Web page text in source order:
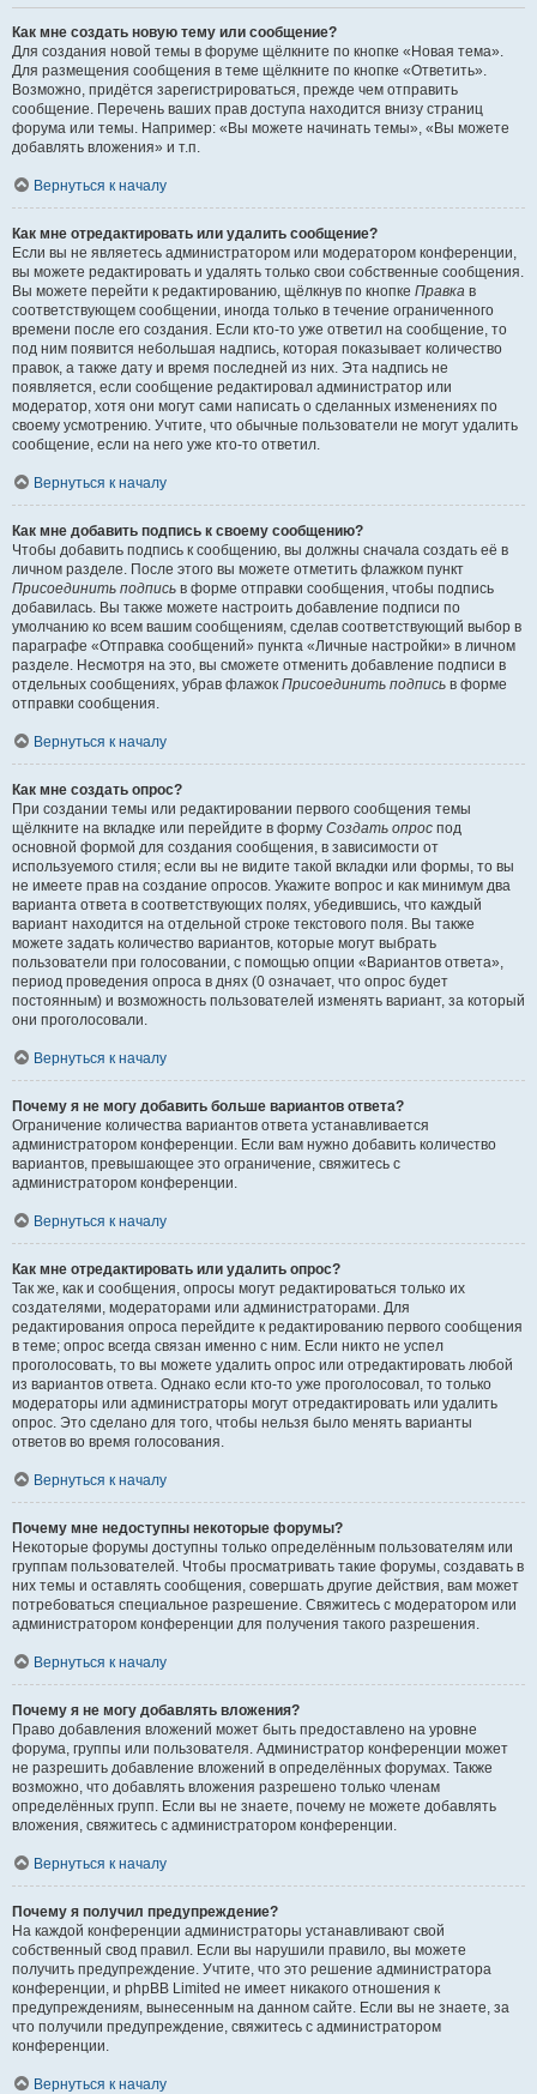
Как мне создать новую тему или сообщение?
Для создания новой темы в форуме щёлкните по кнопке «Новая тема».
Для размещения сообщения в теме щёлкните по кнопке «Ответить».
Возможно, придётся зарегистрироваться, прежде чем отправить
сообщение. Перечень ваших прав доступа находится внизу страниц
форума или темы. Например: «Вы можете начинать темы», «Вы можете
добавлять вложения» и т.п.
Вернуться к началу
Как мне отредактировать или удалить сообщение?
Если вы не являетесь администратором или модератором конференции,
вы можете редактировать и удалять только свои собственные сообщения.
Вы можете перейти к редактированию, щёлкнув по кнопке Правка в
соответствующем сообщении, иногда только в течение ограниченного
времени после его создания. Если кто-то уже ответил на сообщение, то
под ним появится небольшая надпись, которая показывает количество
правок, а также дату и время последней из них. Эта надпись не
появляется, если сообщение редактировал администратор или
модератор, хотя они могут сами написать о сделанных изменениях по
своему усмотрению. Учтите, что обычные пользователи не могут удалить
сообщение, если на него уже кто-то ответил.
Вернуться к началу
Как мне добавить подпись к своему сообщению?
Чтобы добавить подпись к сообщению, вы должны сначала создать её в
личном разделе. После этого вы можете отметить флажком пункт
Присоединить подпись в форме отправки сообщения, чтобы подпись
добавилась. Вы также можете настроить добавление подписи по
умолчанию ко всем вашим сообщениям, сделав соответствующий выбор в
параграфе «Отправка сообщений» пункта «Личные настройки» в личном
разделе. Несмотря на это, вы сможете отменить добавление подписи в
отдельных сообщениях, убрав флажок Присоединить подпись в форме
отправки сообщения.
Вернуться к началу
Как мне создать опрос?
При создании темы или редактировании первого сообщения темы
щёлкните на вкладке или перейдите в форму Создать опрос под
основной формой для создания сообщения, в зависимости от
используемого стиля; если вы не видите такой вкладки или формы, то вы
не имеете прав на создание опросов. Укажите вопрос и как минимум два
варианта ответа в соответствующих полях, убедившись, что каждый
вариант находится на отдельной строке текстового поля. Вы также
можете задать количество вариантов, которые могут выбрать
пользователи при голосовании, с помощью опции «Вариантов ответа»,
период проведения опроса в днях (0 означает, что опрос будет
постоянным) и возможность пользователей изменять вариант, за который
они проголосовали.
Вернуться к началу
Почему я не могу добавить больше вариантов ответа?
Ограничение количества вариантов ответа устанавливается
администратором конференции. Если вам нужно добавить количество
вариантов, превышающее это ограничение, свяжитесь с
администратором конференции.
Вернуться к началу
Как мне отредактировать или удалить опрос?
Так же, как и сообщения, опросы могут редактироваться только их
создателями, модераторами или администраторами. Для
редактирования опроса перейдите к редактированию первого сообщения
в теме; опрос всегда связан именно с ним. Если никто не успел
проголосовать, то вы можете удалить опрос или отредактировать любой
из вариантов ответа. Однако если кто-то уже проголосовал, то только
модераторы или администраторы могут отредактировать или удалить
опрос. Это сделано для того, чтобы нельзя было менять варианты
ответов во время голосования.
Вернуться к началу
Почему мне недоступны некоторые форумы?
Некоторые форумы доступны только определённым пользователям или
группам пользователей. Чтобы просматривать такие форумы, создавать в
них темы и оставлять сообщения, совершать другие действия, вам может
потребоваться специальное разрешение. Свяжитесь с модератором или
администратором конференции для получения такого разрешения.
Вернуться к началу
Почему я не могу добавлять вложения?
Право добавления вложений может быть предоставлено на уровне
форума, группы или пользователя. Администратор конференции может
не разрешить добавление вложений в определённых форумах. Также
возможно, что добавлять вложения разрешено только членам
определённых групп. Если вы не знаете, почему не можете добавлять
вложения, свяжитесь с администратором конференции.
Вернуться к началу
Почему я получил предупреждение?
На каждой конференции администраторы устанавливают свой
собственный свод правил. Если вы нарушили правило, вы можете
получить предупреждение. Учтите, что это решение администратора
конференции, и phpBB Limited не имеет никакого отношения к
предупреждениям, вынесенным на данном сайте. Если вы не знаете, за
что получили предупреждение, свяжитесь с администратором
конференции.
Вернуться к началу